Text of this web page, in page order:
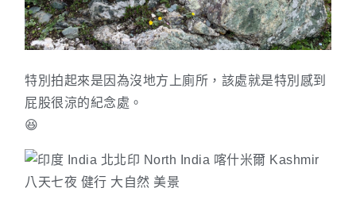
特別拍起來是因為沒地方上廁所，該處就是特別感到
屁股很涼的紀念處。
😆